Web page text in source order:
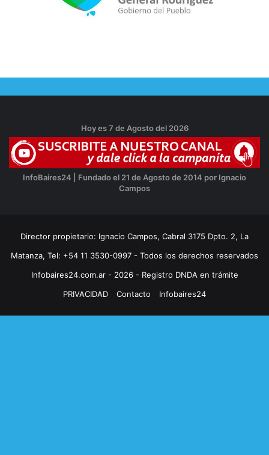
Hoy es 7 de Agosto del 2026
InfoBaires24 | Fundado el 21 de Agosto de 2014 por Ignacio
Campos
Director propietario: Ignacio Campos, Cabral 3175 Dpto. 2, La
Matanza, Tel: +54 11 3530-0997 - Todos los derechos reservados
Infobaires24.com.ar - 2026 - Registro DNDA en trámite
PRIVACIDAD
Contacto Infobaires24